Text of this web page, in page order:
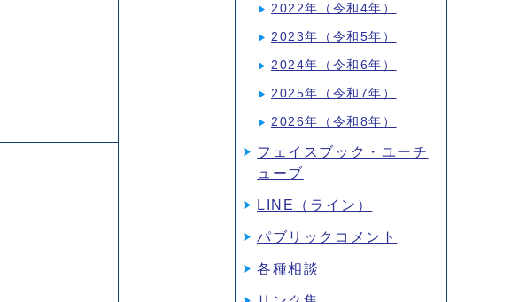
2022年（令和4年）
2023年（令和5年）
2024年（令和6年）
2025年（令和7年）
2026年（令和8年）
フェイスブック・ユーチ
ューブ
LINE（ライン）
パブリックコメント
各種相談